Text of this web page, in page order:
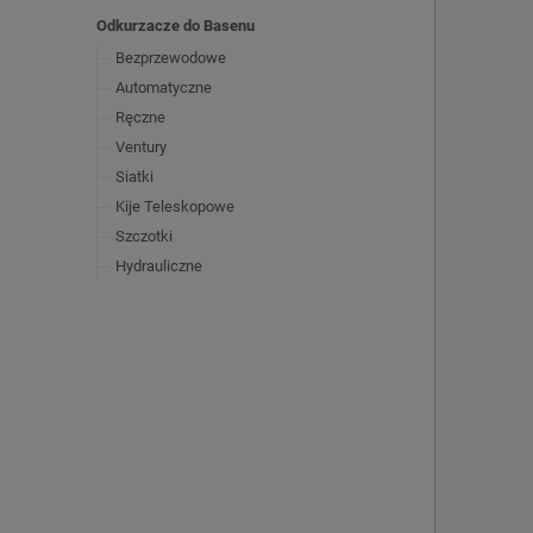
Odkurzacze do Basenu
Bezprzewodowe
Automatyczne
Ręczne
Ventury
Siatki
Kije Teleskopowe
Szczotki
Hydrauliczne